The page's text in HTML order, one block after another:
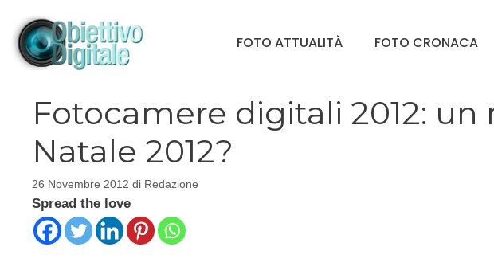
contenuto
FOTO ATTUALITÀ FOTO CRONACA
Fotocamere digitali 2012: un
Natale 2012?
26 Novembre 2012 di Redazione
Spread the love